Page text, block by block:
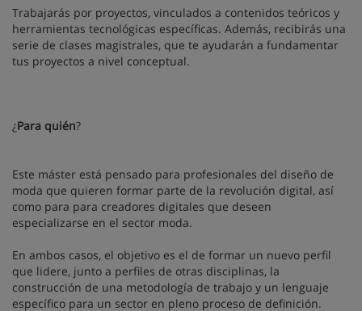
Trabajarás por proyectos, vinculados a contenidos teóricos y
herramientas tecnológicas específicas. Además, recibirás una
serie de clases magistrales, que te ayudarán a fundamentar
tus proyectos a nivel conceptual.
¿Para quién?
Este máster está pensado para profesionales del diseño de
moda que quieren formar parte de la revolución digital, así
como para para creadores digitales que deseen
especializarse en el sector moda.
En ambos casos, el objetivo es el de formar un nuevo perfil
que lidere, junto a perfiles de otras disciplinas, la
construcción de una metodología de trabajo y un lenguaje
específico para un sector en pleno proceso de definición.